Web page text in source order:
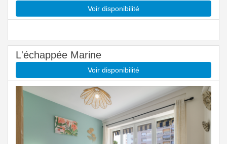
Voir disponibilité
L'échappée Marine
Voir disponibilité